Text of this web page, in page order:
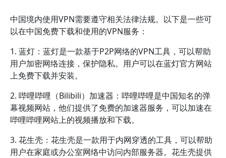
中国境内使用VPN需要遵守相关法律法规。以下是一些可
以在中国免费下载和使用的VPN服务：
1. 蓝灯：蓝灯是一款基于P2P网络的VPN工具，可以帮助
用户加密网络连接，保护隐私。用户可以在蓝灯官方网站
上免费下载并安装。
2. 哔哩哔哩（Bilibili）加速器：哔哩哔哩是中国知名的弹
幕视频网站，他们提供了免费的加速器服务，可以加速在
哔哩哔哩网站上的视频播放和下载。
3. 花生壳：花生壳是一款用于内网穿透的工具，可以帮助
用户在家庭或办公室网络中访问内部服务器。花生壳提供